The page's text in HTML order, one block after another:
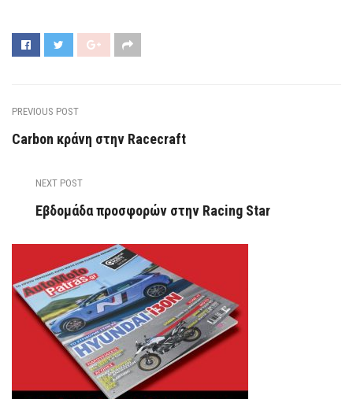
PREVIOUS POST
Carbon κράνη στην Racecraft
NEXT POST
Εβδομάδα προσφορών στην Racing Star